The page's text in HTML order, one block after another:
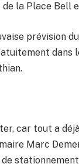
la Place Bell
prévision
dans
car tout a
Marc